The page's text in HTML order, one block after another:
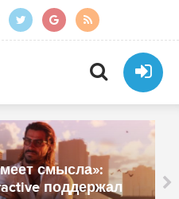
смысла»:
поддержал